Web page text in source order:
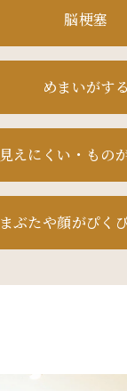
脳梗塞
めまいがする
見えにくい・ もの
まぶたや顔がぴく